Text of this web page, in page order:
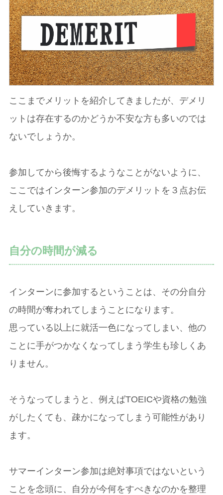
ここまでメリットを紹介してきましたが、デメリ
ットは存在するのかどうか不安な方も多いのでは
ないでしょうか。
参加してから後悔するようなことがないように、
ここではインターン参加のデメリットを３点お伝
えしていきます。
自分の時間が減る
インターンに参加するということは、その分自分
の時間が奪われてしまうことになります。
思っている以上に就活一色になってしまい、他の
ことに手がつかなくなってしまう学生も珍しくあ
りません。
そうなってしまうと、例えばTOEICや資格の勉強
がしたくても、疎かになってしまう可能性があり
ます。
サマーインターン参加は絶対事項ではないという
ことを念頭に、自分が今何をすべきなのかを整理